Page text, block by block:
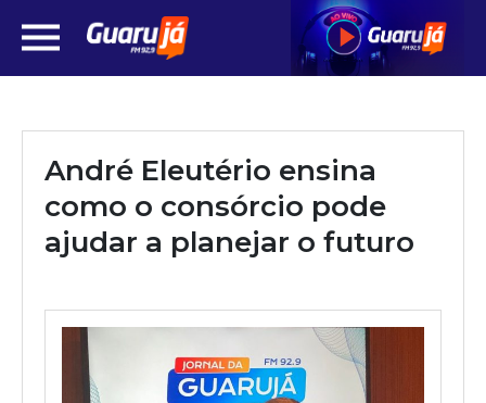
André Eleutério ensina
como o consórcio pode
ajudar a planejar o futuro